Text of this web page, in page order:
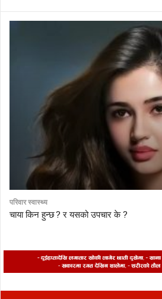
परिवार स्वास्थ्य
चाया किन हुन्छ ? र यसको उपचार के ?